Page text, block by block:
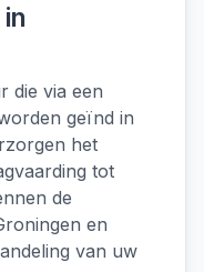
in
die via een
geïnd in
het
tot
de
en
van uw